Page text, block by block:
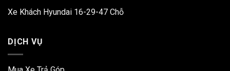
Xe Khách Hyundai 16-29-47 Chỗ
DỊCH VỤ